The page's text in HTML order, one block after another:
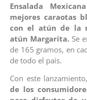
Ensalada
mejores caraotas
con el atún de la
atún Margarita. Se
de 165 gramos, en
de todo el país.
Con este lanzamiento,
de los